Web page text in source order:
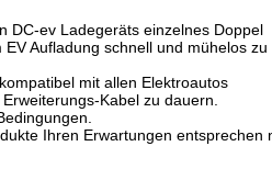
DC-ev Ladegeräts einzelnes Doppel
Aufladung schnell und mühelos
mit allen Elektroautos
Kabel zu dauern.
Ihren Erwartungen entsprechen